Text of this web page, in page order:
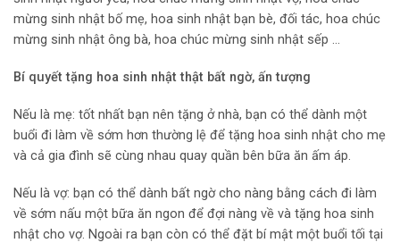
mừng sinh nhật bố mẹ, hoa sinh nhật bạn bè, đối tác, hoa chúc
mừng sinh nhật ông bà, hoa chúc mừng sinh nhật sếp …
Bí quyết tặng hoa sinh nhật thật bất ngờ, ấn tượng
Nếu là mẹ: tốt nhất bạn nên tặng ở nhà, bạn có thể dành một
buổi đi làm về sớm hơn thường lệ để tặng hoa sinh nhật cho mẹ
và cả gia đình sẽ cùng nhau quay quần bên bữa ăn ấm áp.
Nếu là vợ: bạn có thể dành bất ngờ cho nàng bằng cách đi làm
về sớm nấu một bữa ăn ngon để đợi nàng về và tặng hoa sinh
nhật cho vợ. Ngoài ra bạn còn có thể đặt bí mật một buổi tối tại